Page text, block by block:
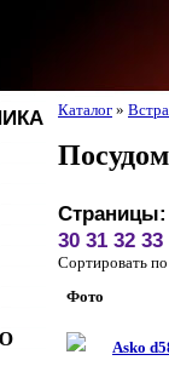
Каталог »
Страницы:
30 31 32 33
Сортировать
Фото
Asko